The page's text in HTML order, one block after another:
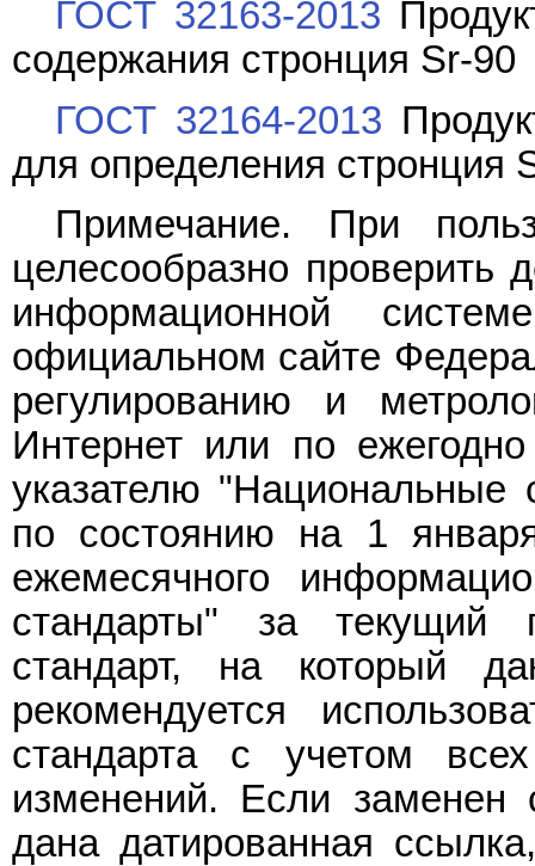
ГОСТ 32163-2013
содержания стронция Sr-90
ГОСТ 32164-2013
для определения стронция
Примечание. При
целесообразно проверить
информационной
официальном сайте
регулированию и
Интернет или по
указателю "Национальные
по состоянию на 1
ежемесячного
стандарты" за текущий
стандарт, на который
рекомендуется
стандарта с учетом
изменений. Если заменен
дана датированная